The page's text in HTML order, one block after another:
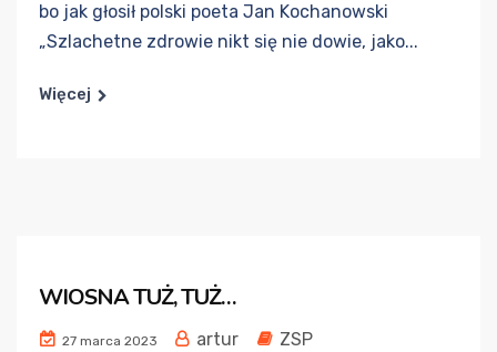
bo jak głosił polski poeta Jan Kochanowski
„Szlachetne zdrowie nikt się nie dowie, jako...
Więcej
WIOSNA TUŻ, TUŻ…
27 marca 2023 artur ZSP